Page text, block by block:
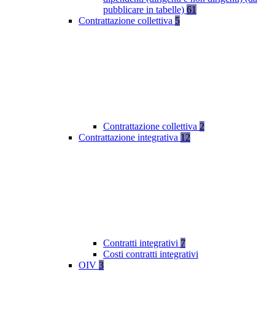
pubblicare in tabelle) 61
Contrattazione collettiva 5
Contrattazione collettiva 2
Contrattazione integrativa 12
Contratti integrativi 7
Costi contratti integrativi
OIV 3